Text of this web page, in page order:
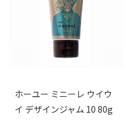
ホーユー ミニーレ ウイウ
イ デザインジャム 10 80g